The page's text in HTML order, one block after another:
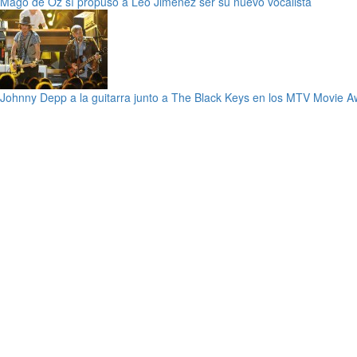
Johnny Depp a la guitarra junto a The Black Keys en los MTV Movie